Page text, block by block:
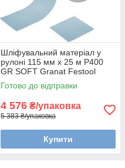
Шліфувальний матеріал у
рулоні 115 мм x 25 м P400
GR SOFT Granat Festool
497096
Готово до відправки
4 576 ₴/упаковка
5 383 ₴/упаковка
Купити